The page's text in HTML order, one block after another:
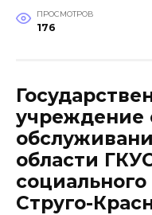
ПРОСМОТРОВ
176
учреждение
области
Струго-